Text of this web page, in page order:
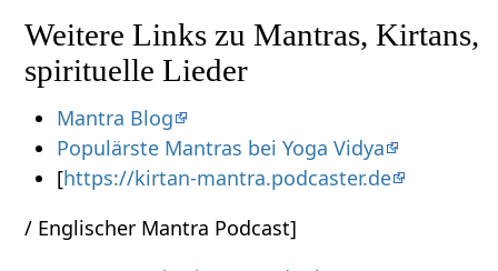
Weitere Links zu Mantras, Kirtans,
spirituelle Lieder
Mantra Blog
Populärste Mantras bei Yoga Vidya
[https://kirtan-mantra.podcaster.de
/ Englischer Mantra Podcast]